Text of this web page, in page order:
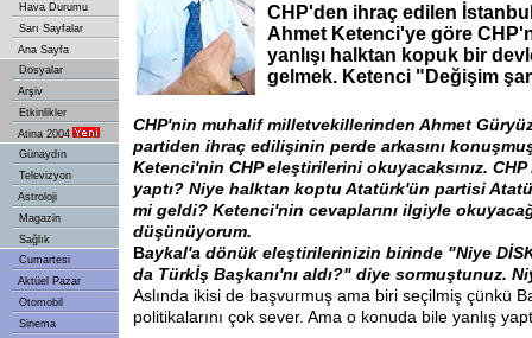
Hava Durumu
Sarı Sayfalar
Ana Sayfa
Dosyalar
Arşiv
Etkinlikler
Atina 2004
Günaydın
Televizyon
Astroloji
Magazin
Sağlık
Cumartesi
Aktüel Pazar
Otomobil
Sinema
CHP'den ihraç edilen
Ahmet Ketenci'ye göre
yanlışı halktan kopuk bir
gelmek. Ketenci "Değişim
CHP'nin muhalif milletvekillerinden Ahmet
partiden ihraç edilişinin perde arkasını
Ketenci'nin CHP eleştirilerini okuyacaksınız. CHP
yaptı? Niye halktan koptu Atatürk'ün partisi
mi geldi? Ketenci'nin cevaplarını ilgiyle
düşünüyorum.
Baykal'a dönük eleştirilerinizin birinde "Niye DİSK
da Türkİş Başkanı'nı aldı?" diye sormuştunuz.
Aslında ikisi de başvurmuş ama biri seçilmiş çünkü
politikalarını çok sever. Ama o konuda bile yanlış